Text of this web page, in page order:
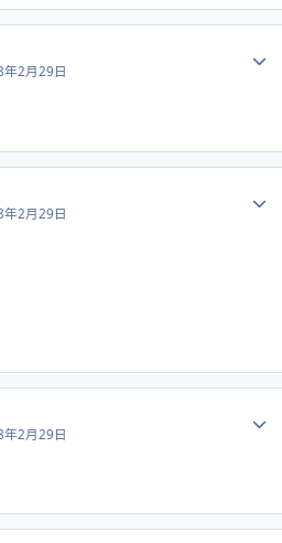
年2月29日
年2月29日
年2月29日